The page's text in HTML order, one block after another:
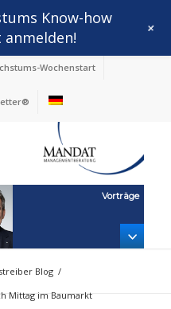
Wochenstart
Vorträge
Blog /
Mittag im Baumarkt
Know-how
anmelden! +